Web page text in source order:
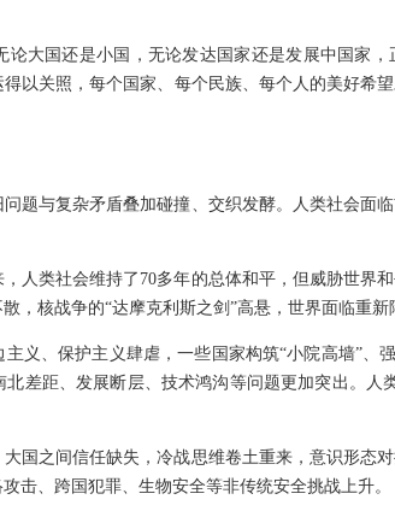
大国还是小国，无论发达国家还是发展中国家
以关照，每个国家、每个民族、每个人的美好希
题与复杂矛盾叠加碰撞、交织发酵。人类社会面
人类社会维持了70多年的总体和平，但威胁世界
，核战争的“达摩克利斯之剑”高悬，世界面临重新
义、保护主义肆虐，一些国家构筑“小院高墙”、
差距、发展断层、技术鸿沟等问题更加突出。人
国之间信任缺失，冷战思维卷土重来，意识形态
击、跨国犯罪、生物安全等非传统安全挑战上升。